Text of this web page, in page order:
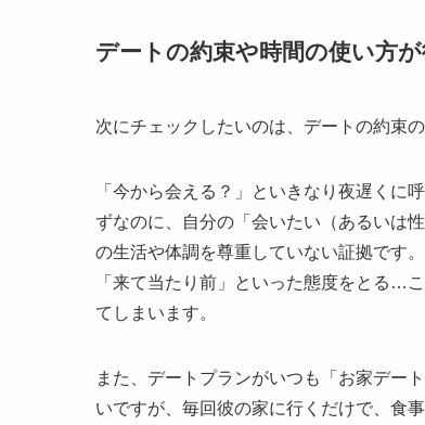
デートの約束や時間の使い方
次にチェックしたいのは、デートの約束
「今から会える？」といきなり夜遅くに
ずなのに、自分の「会いたい（あるいは
の生活や体調を尊重していない証拠です
「来て当たり前」といった態度をとる…
てしまいます。
また、デートプランがいつも「お家デー
いですが、毎回彼の家に行くだけで、食